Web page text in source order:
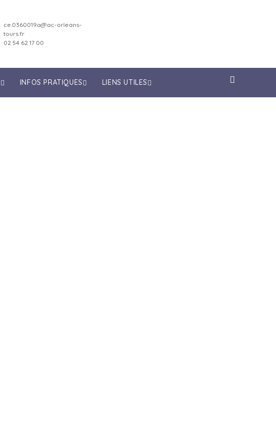
ce.0360019a@ac-orleans-
tours.fr
02 54 62 17 00
INFOS PRATIQUES LIENS UTILES